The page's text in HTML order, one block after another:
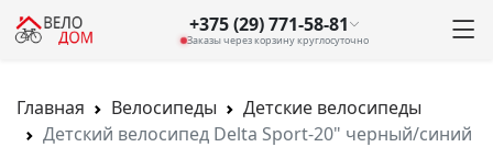
+375 (29) 771-58-81
Заказы через корзину круглосуточно
Главная Велосипеды
Детские велосипеды
Детский велосипед Delta Sport-20" черный/синий